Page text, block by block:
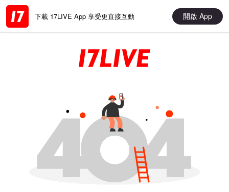
下載 17LIVE App 享受更直接互動 開啟 App